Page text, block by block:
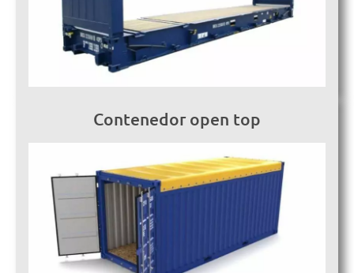
Contenedor open top